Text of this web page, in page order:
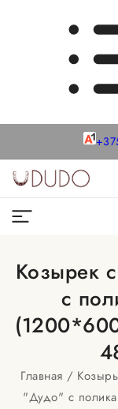
Козырек
с
Главная
"Дудо" с